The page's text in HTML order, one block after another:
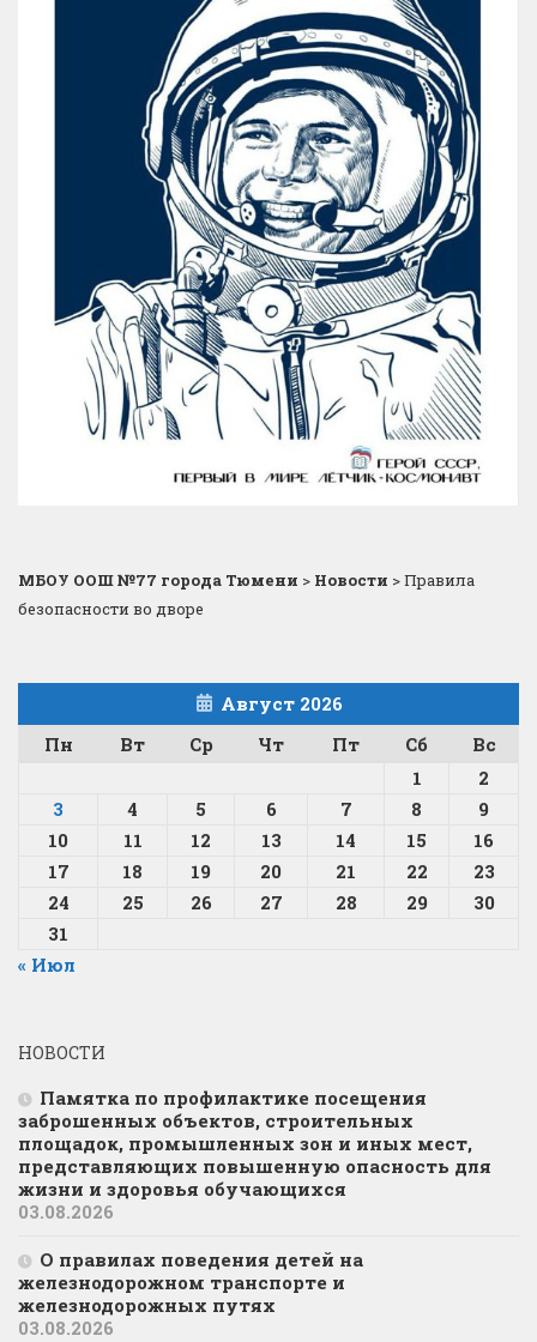
МБОУ ООШ №77 города Тюмени > Новости >Правила
безопасности во дворе
Август 2026
Пн
Вт Ср Чт Пт Сб
Вс
1
2
3
4 5 6 7 8
9
10
11 12 13 14 15
16
17
18 19 20 21 22
23
24
25 26 27 28 29
30
31
« Июл
НОВОСТИ
Памятка по профилактике посещения
заброшенных объектов, строительных
площадок, промышленных зон и иных мест,
представляющих повышенную опасность для
жизни и здоровья обучающихся
03.08.2026
О правилах поведения детей на
железнодорожном транспорте и
железнодорожных путях
03.08.2026